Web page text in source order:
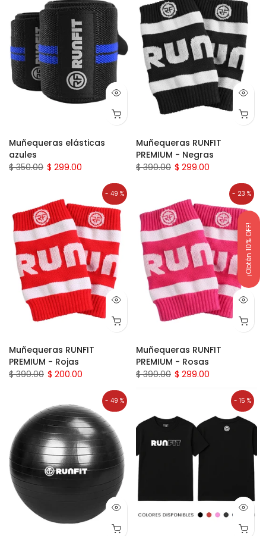
Muñequeras elásticas
azules
$ 350.00 $ 299.00
Muñequeras RUNFIT
PREMIUM - Negras
$ 390.00 $ 299.00
- 49 %
Muñequeras RUNFIT
PREMIUM - Rojas
$ 390.00 $ 200.00
- 23 %
Muñequeras RUNFIT
PREMIUM - Rosas
$ 390.00 $ 299.00
- 49 % - 15 %
¡Obtén 10% OFF!